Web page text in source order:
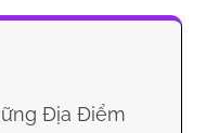
Địa Điểm